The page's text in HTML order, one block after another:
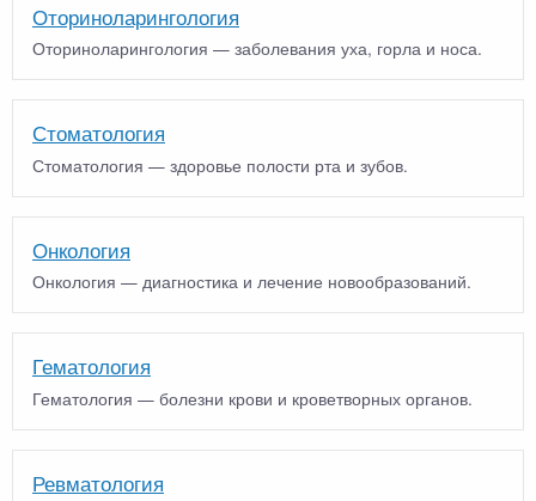
Оториноларингология
Оториноларингология — заболевания уха, горла и носа.
Стоматология
Стоматология — здоровье полости рта и зубов.
Онкология
Онкология — диагностика и лечение новообразований.
Гематология
Гематология — болезни крови и кроветворных органов.
Ревматология